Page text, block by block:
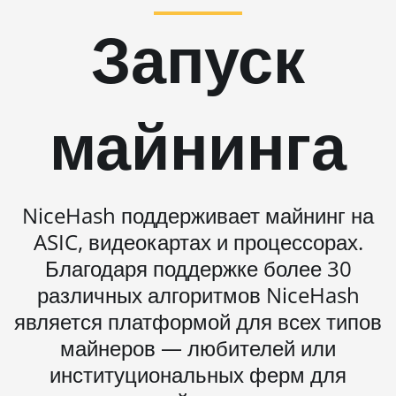
BITMAIN AntMiner
L11 Hyd. 2U (33Gh)
BITMAIN AntMiner
L11 Pro (21Gh)
L3 ++
BITMAIN AntMiner
L3+
BITMAIN AntMiner
L7
BITMAIN AntMiner
L9 (16Gh)
Запуск
майнинга
NiceHash поддерживает майнинг на
ASIC, видеокартах и процессорах.
Благодаря поддержке более 30
различных алгоритмов NiceHash
является платформой для всех типов
майнеров — любителей или
институциональных ферм для